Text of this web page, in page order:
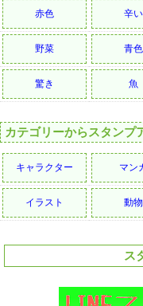
赤色 辛い
野菜 青色
驚き 魚
カテゴリーからスタンプ
キャラクター マン
イラスト 動物
ス